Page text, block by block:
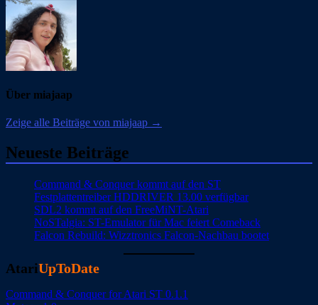
Über miajaap
Zeige alle Beiträge von miajaap →
Neueste Beiträge
Command & Conquer kommt auf den ST
Festplattentreiber HDDRIVER 13.00 verfügbar
SDL2 kommt auf den FreeMiNT-Atari
NoSTalgia: ST-Emulator für Mac feiert Comeback
Falcon Rebuild: Wizztronics Falcon-Nachbau bootet
AtariUpToDate
Command & Conquer for Atari ST 0.1.1